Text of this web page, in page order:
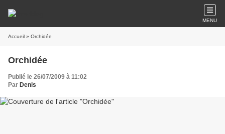
MENU
Accueil » Orchidée
Orchidée
Publié le 26/07/2009 à 11:02
Par Denis